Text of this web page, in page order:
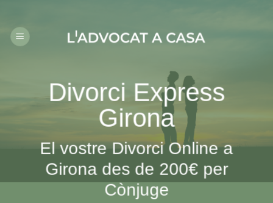
content
Divorci Express
Girona
El vostre Divorci Online a
Girona des de 200€ per
Cònjuge